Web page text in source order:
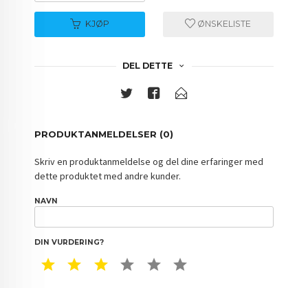
KJØP ØNSKELISTE
DEL DETTE
PRODUKTANMELDELSER (0)
Skriv en produktanmeldelse og del dine erfaringer med
dette produktet med andre kunder.
NAVN
DIN VURDERING?
1 STAR2 STAR3 STAR4 STAR5 STAR